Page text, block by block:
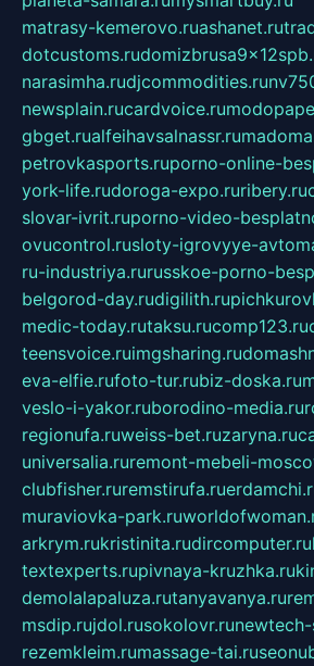
matrasy-kemerovo.ruashanet.ru
dotcustoms.ru
narasimha.rudjcommodities.ru
newsplain.rucardvoice.ru
gbget.rualfeihavsalnassr.ru
petrovkasports.ruporno-online-
york-life.rudoroga-expo.ruribery.ru
slovar-ivrit.ruporno-video-
ovucontrol.rusloty-igrovyye-
ru-industriya.rurusskoe-porno-
belgorod-day.rudigilith.ru
medic-today.rutaksu.rucomp123.ru
teensvoice.ruimgsharing.ru
eva-elfie.rufoto-tur.rubiz-doska.ru
veslo-i-yakor.ruborodino-media.ru
regionufa.ruweiss-bet.ruzaryna.ru
universalia.ruremont-mebeli-
clubfisher.ruremstirufa.ru
muraviovka-park.ru
arkrym.rukristinita.rudircomputer.ru
textexperts.rupivnaya-kruzhka.ru
demolalapaluza.rutanyavanya.ru
msdip.rujdol.rusokolovr.ru
rezemkleim.rumassage-tai.ru